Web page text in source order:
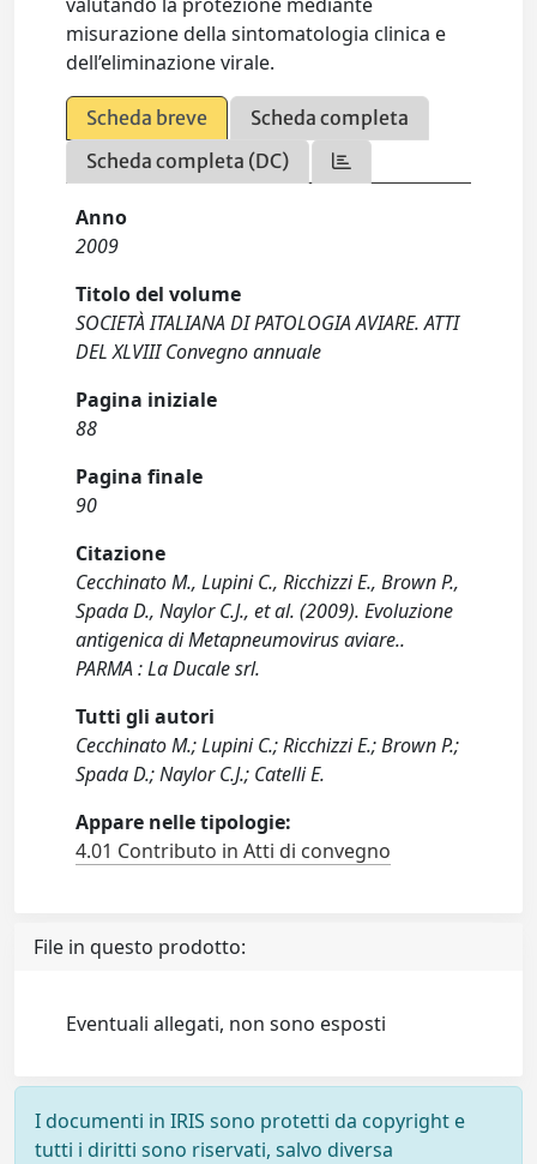
misurazione della sintomatologia clinica e
dell’eliminazione virale.
Scheda breve
Scheda completa
Scheda completa (DC)
Anno
2009
Titolo del volume
SOCIETÀ ITALIANA DI PATOLOGIA AVIARE. ATTI
DEL XLVIII Convegno annuale
Pagina iniziale
88
Pagina finale
90
Citazione
Cecchinato M., Lupini C., Ricchizzi E., Brown P.,
Spada D., Naylor C.J., et al. (2009). Evoluzione
antigenica di Metapneumovirus aviare..
PARMA : La Ducale srl.
Tutti gli autori
Cecchinato M.; Lupini C.; Ricchizzi E.; Brown P.;
Spada D.; Naylor C.J.; Catelli E.
Appare nelle tipologie:
4.01 Contributo in Atti di convegno
File in questo prodotto:
Eventuali allegati, non sono esposti
I documenti in IRIS sono protetti da copyright e
tutti i diritti sono riservati, salvo diversa